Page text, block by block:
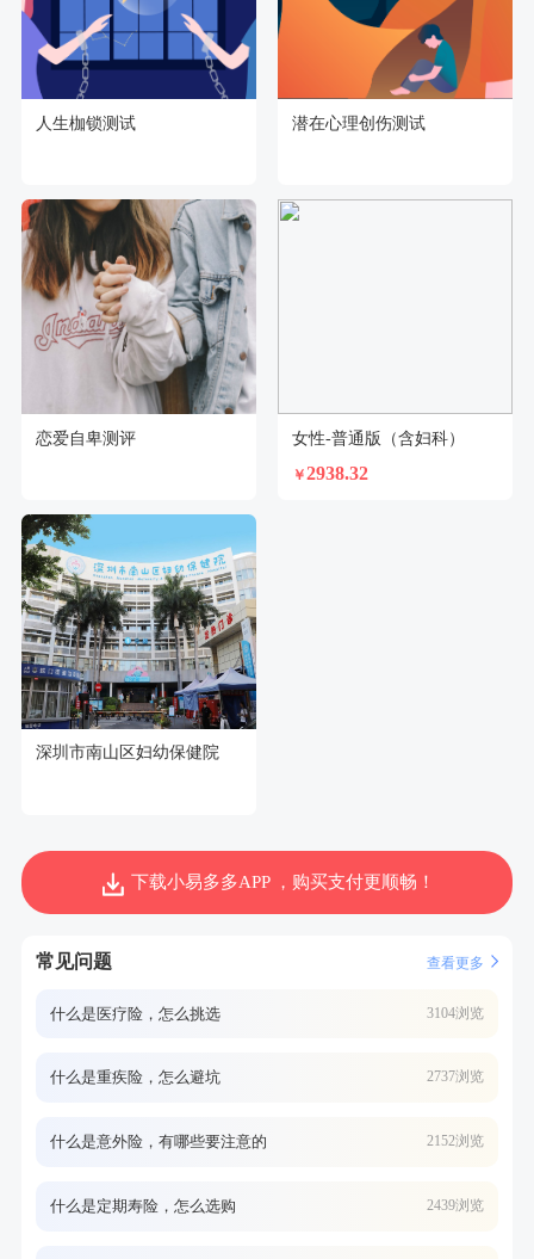
人生枷锁测试 潜在心理创伤测试
恋爱自卑测评 女性-普通版（含妇科）
￥2938.32
深圳市南山区妇幼保健院
下载小易多多APP ，购买支付更顺畅！
常见问题 查看更多
什么是医疗险，怎么挑选 3104浏览
什么是重疾险，怎么避坑 2737浏览
什么是意外险，有哪些要注意的 2152浏览
什么是定期寿险，怎么选购 2439浏览